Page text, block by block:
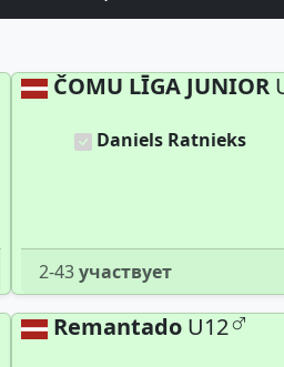
ČOMU LĪGA JUNIOR
Daniels Ratnieks
2-43участвует
RemantadoU12